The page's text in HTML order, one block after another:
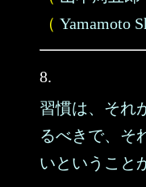
（ Yamamoto
8.
習慣は、それ
るべきで、そ
いということ